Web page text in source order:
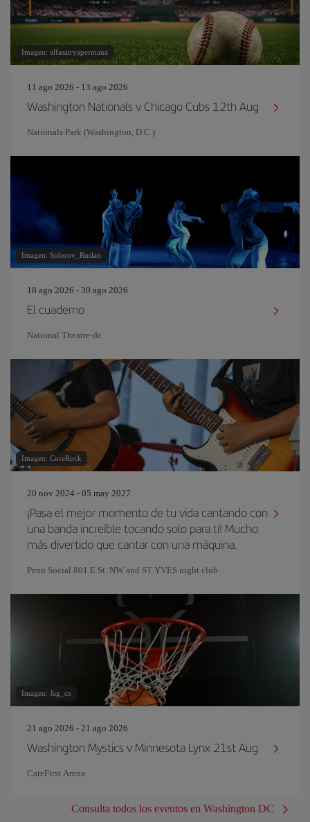
Imagen: alfasatryapermana
11 ago 2026 - 13 ago 2026
Washington Nationals v Chicago Cubs 12th Aug
Nationals Park (Washington, D.C.)
Imagen: Sidorov_Ruslan
18 ago 2026 - 30 ago 2026
El cuaderno
National Theatre-dc
Imagen: CoreRock
20 nov 2024 - 05 may 2027
¡Pasa el mejor momento de tu vida cantando con
una banda increíble tocando solo para ti! Mucho
más divertido que cantar con una máquina.
Penn Social 801 E St. NW and ST YVES night club
Imagen: Jag_cz
21 ago 2026 - 21 ago 2026
Washington Mystics v Minnesota Lynx 21st Aug
CareFirst Arena
Consulta todos los eventos en Washington DC